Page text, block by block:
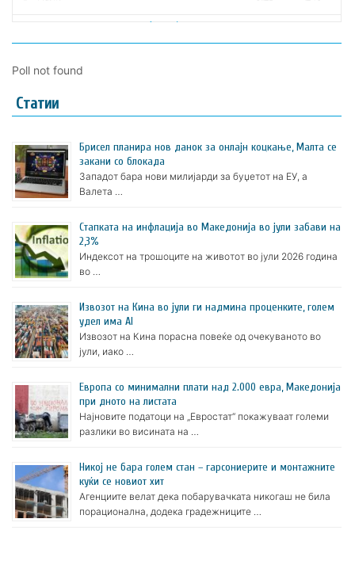
Poll not found
Статии
Брисел планира нов данок за онлајн коцкање, Малта се
закани со блокада
Западот бара нови милијарди за буџетот на ЕУ, а
Валета …
Стапката на инфлација во Македонија во јули забави на
2,3%
Индексот на трошоците на животот во јули 2026 година
во …
Извозот на Кина во јули ги надмина проценките, голем
удел има AI
Извозот на Кина порасна повеќе од очекуваното во
јули, иако …
Европа со минимални плати над 2.000 евра, Македонија
при дното на листата
Најновите податоци на „Евростат“ покажуваат големи
разлики во висината на …
Никој не бара голем стан – гарсониерите и монтажните
куќи се новиот хит
Агенциите велат дека побарувачката никогаш не била
порационална, додека градежниците …